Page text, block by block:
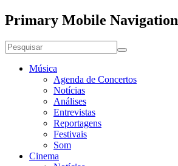
Primary Mobile Navigation
Música
Agenda de Concertos
Notícias
Análises
Entrevistas
Reportagens
Festivais
Som
Cinema